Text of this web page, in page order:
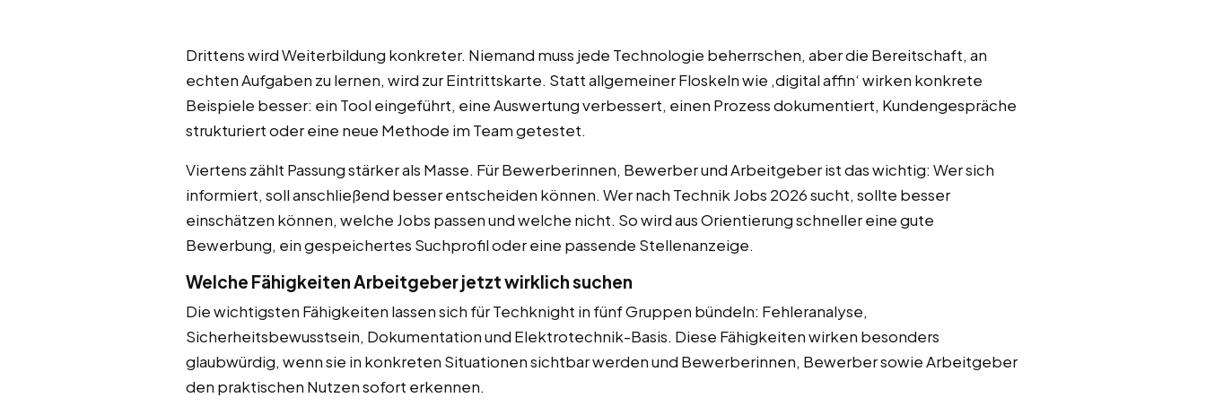
Drittens wird Weiterbildung konkreter. Niemand muss jede Technologie beherrschen, aber die Bereitschaft, an
echten Aufgaben zu lernen, wird zur Eintrittskarte. Statt allgemeiner Floskeln wie ‚digital affin‘ wirken konkrete
Beispiele besser: ein Tool eingeführt, eine Auswertung verbessert, einen Prozess dokumentiert, Kundengespräche
strukturiert oder eine neue Methode im Team getestet.
Viertens zählt Passung stärker als Masse. Für Bewerberinnen, Bewerber und Arbeitgeber ist das wichtig: Wer sich
informiert, soll anschließend besser entscheiden können. Wer nach Technik Jobs 2026 sucht, sollte besser
einschätzen können, welche Jobs passen und welche nicht. So wird aus Orientierung schneller eine gute
Bewerbung, ein gespeichertes Suchprofil oder eine passende Stellenanzeige.
Welche Fähigkeiten Arbeitgeber jetzt wirklich suchen
Die wichtigsten Fähigkeiten lassen sich für Techknight in fünf Gruppen bündeln: Fehleranalyse,
Sicherheitsbewusstsein, Dokumentation und Elektrotechnik-Basis. Diese Fähigkeiten wirken besonders
glaubwürdig, wenn sie in konkreten Situationen sichtbar werden und Bewerberinnen, Bewerber sowie Arbeitgeber
den praktischen Nutzen sofort erkennen.